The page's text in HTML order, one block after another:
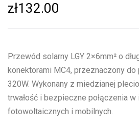
zł132.00
Przewód solarny LGY 2×6mm² o
konektorami MC4, przeznaczony
320W. Wykonany z miedzianej
trwałość i bezpieczne połączenia w
fotowoltaicznych i mobilnych.